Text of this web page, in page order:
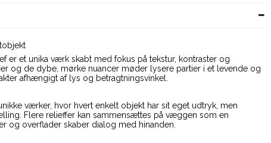
er et unika værk skabt med fokus på tekstur, kontraster og
og de dybe, mørke nuancer møder lysere partier i et levende og
afhængigt af lys og betragtningsvinkel.
værker, hvor hvert enkelt objekt har sit eget udtryk, men
Flere relieffer kan sammensættes på væggen som en
og overflader skaber dialog med hinanden.